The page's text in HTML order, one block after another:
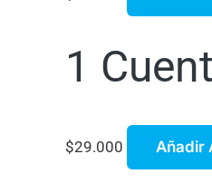
1
$29.000 Añadir